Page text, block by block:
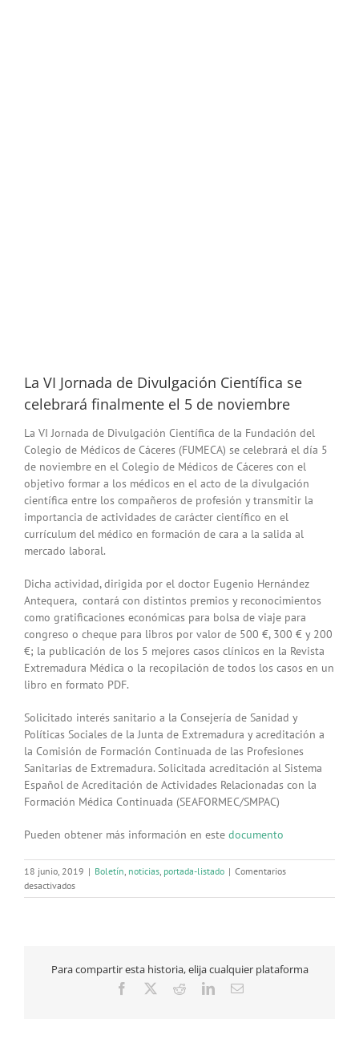
La VI Jornada de Divulgación Científica se
celebrará finalmente el 5 de noviembre
La VI Jornada de Divulgación Científica de la Fundación del
Colegio de Médicos de Cáceres (FUMECA) se celebrará el día 5
de noviembre en el Colegio de Médicos de Cáceres con el
objetivo formar a los médicos en el acto de la divulgación
científica entre los compañeros de profesión y transmitir la
importancia de actividades de carácter científico en el
currículum del médico en formación de cara a la salida al
mercado laboral.
Dicha actividad, dirigida por el doctor Eugenio Hernández
Antequera, contará con distintos premios y reconocimientos
como gratificaciones económicas para bolsa de viaje para
congreso o cheque para libros por valor de 500 €, 300 € y 200
€; la publicación de los 5 mejores casos clínicos en la Revista
Extremadura Médica o la recopilación de todos los casos en un
libro en formato PDF.
Solicitado interés sanitario a la Consejería de Sanidad y
Políticas Sociales de la Junta de Extremadura y acreditación a
la Comisión de Formación Continuada de las Profesiones
Sanitarias de Extremadura. Solicitada acreditación al Sistema
Español de Acreditación de Actividades Relacionadas con la
Formación Médica Continuada (SEAFORMEC/SMPAC)
Pueden obtener más información en este documento
18 junio, 2019 | Boletín noticias portada-listado | Comentarios
desactivadosen
La
Científica
Para compartir esta historia, elija cualquier plataforma
Facebook RedditLinkedInCorreo